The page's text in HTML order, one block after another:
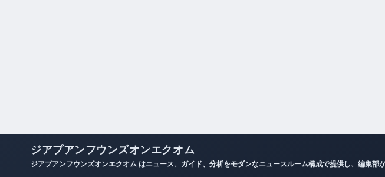
ジアプアンフウンズオンエクオム
ジアプアンフウンズオンエクオム はニュース、ガイド、分析をモダンなニュースルーム構成で提供し、編集部